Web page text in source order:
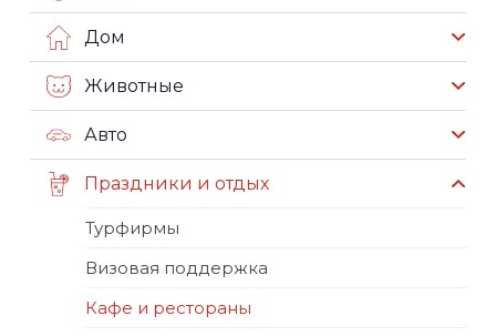
Дом
Животные
Авто
Праздники и отдых
Турфирмы
Визовая поддержка
Кафе и рестораны